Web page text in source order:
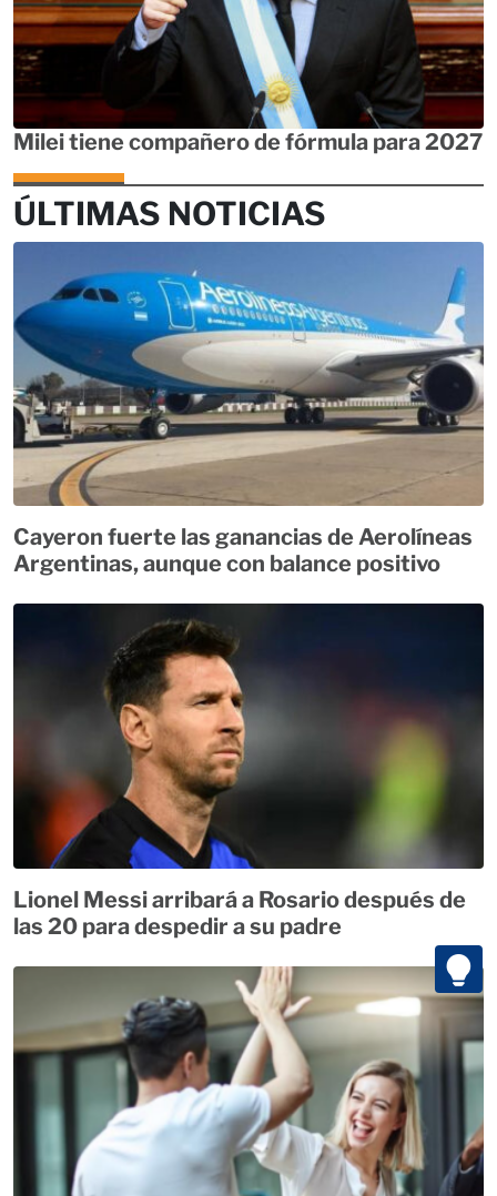
Milei tiene compañero de fórmula para 2027
ÚLTIMAS NOTICIAS
Cayeron fuerte las ganancias de Aerolíneas
Argentinas, aunque con balance positivo
Lionel Messi arribará a Rosario después de
las 20 para despedir a su padre